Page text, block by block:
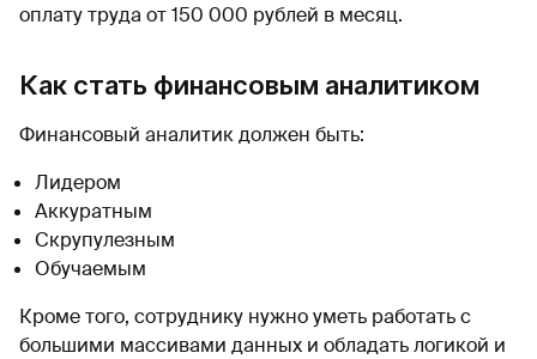
оплату труда от 150 000 рублей в месяц.
Как стать финансовым аналитиком
Финансовый аналитик должен быть:
Лидером
Аккуратным
Скрупулезным
Обучаемым
Кроме того, сотруднику нужно уметь работать с
большими массивами данных и обладать логикой и